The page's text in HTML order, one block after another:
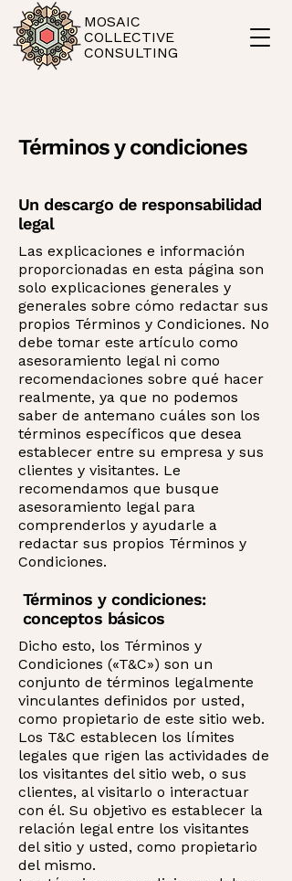
MOSAIC
COLLECTIVE
CONSULTING
Términos y condiciones
Un descargo de responsabilidad
legal
Las explicaciones e información
proporcionadas en esta página son
solo explicaciones generales y
generales sobre cómo redactar sus
propios Términos y Condiciones. No
debe tomar este artículo como
asesoramiento legal ni como
recomendaciones sobre qué hacer
realmente, ya que no podemos
saber de antemano cuáles son los
términos específicos que desea
establecer entre su empresa y sus
clientes y visitantes. Le
recomendamos que busque
asesoramiento legal para
comprenderlos y ayudarle a
redactar sus propios Términos y
Condiciones.
Términos y condiciones:
conceptos básicos
Dicho esto, los Términos y
Condiciones («T&C») son un
conjunto de términos legalmente
vinculantes definidos por usted,
como propietario de este sitio web.
Los T&C establecen los límites
legales que rigen las actividades de
los visitantes del sitio web, o sus
clientes, al visitarlo o interactuar
con él. Su objetivo es establecer la
relación legal entre los visitantes
del sitio y usted, como propietario
del mismo.